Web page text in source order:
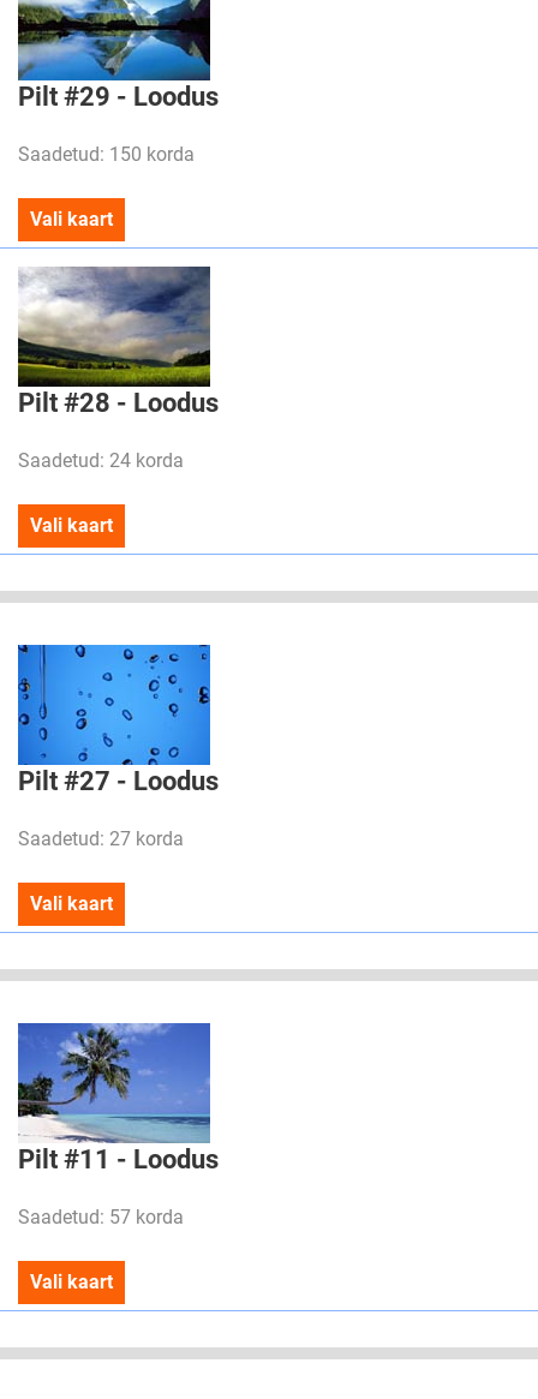
Pilt #29 - Loodus
Saadetud: 150 korda
Vali kaart
Pilt #28 - Loodus
Saadetud: 24 korda
Vali kaart
Pilt #27 - Loodus
Saadetud: 27 korda
Vali kaart
Pilt #11 - Loodus
Saadetud: 57 korda
Vali kaart